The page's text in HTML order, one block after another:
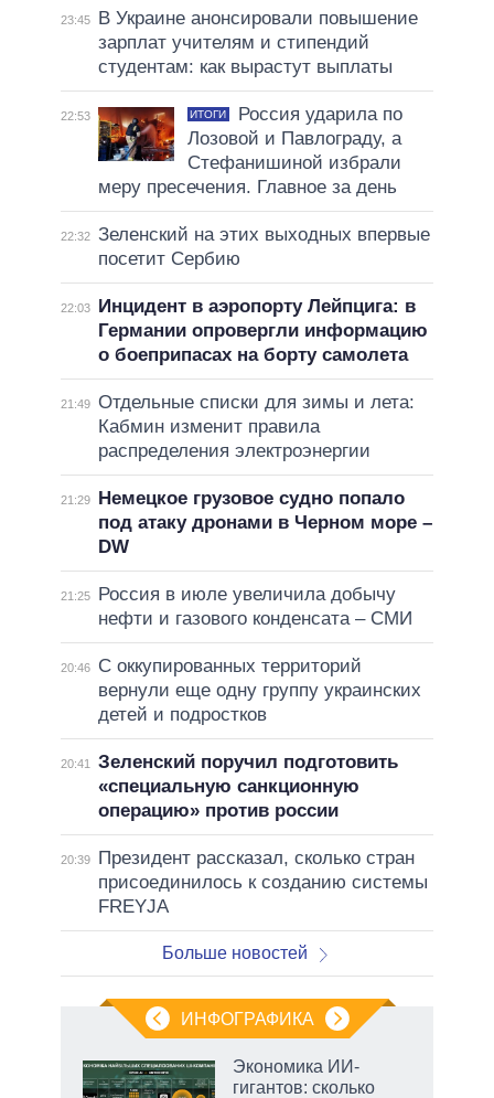
23:45
В Украине анонсировали повышение
зарплат учителям и стипендий
студентам: как вырастут выплаты
22:53 ИТОГИ
Россия ударила по
Лозовой и Павлограду, а
Стефанишиной избрали
меру пресечения. Главное за день
22:32 Зеленский на этих выходных впервые
посетит Сербию
22:03
Инцидент в аэропорту Лейпцига: в
Германии опровергли информацию
о боеприпасах на борту самолета
21:49 Отдельные списки для зимы и лета:
Кабмин изменит правила
распределения электроэнергии
21:29
Немецкое грузовое судно попало
под атаку дронами в Черном море –
DW
21:25
Россия в июле увеличила добычу
нефти и газового конденсата – СМИ
20:46
С оккупированных территорий
вернули еще одну группу украинских
детей и подростков
20:41
Зеленский поручил подготовить
«специальную санкционную
операцию» против россии
20:39
Президент рассказал, сколько стран
присоединилось к созданию системы
FREYJA
Больше новостей
ИНФОГРАФИКА
Экономика ИИ-
гигантов: сколько